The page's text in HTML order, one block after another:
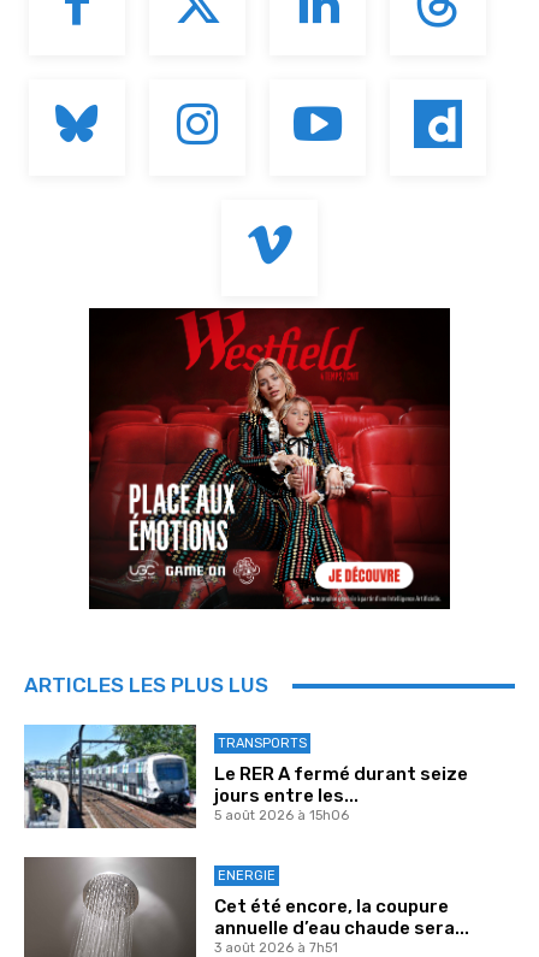
ARTICLES LES PLUS LUS
TRANSPORTS
Le RER A fermé durant seize
jours entre les...
5 août 2026 à 15h06
ENERGIE
Cet été encore, la coupure
annuelle d’eau chaude sera...
3 août 2026 à 7h51